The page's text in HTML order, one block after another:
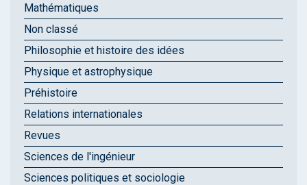
Mathématiques
Non classé
Philosophie et histoire des idées
Physique et astrophysique
Préhistoire
Relations internationales
Revues
Sciences de l'ingénieur
Sciences politiques et sociologie